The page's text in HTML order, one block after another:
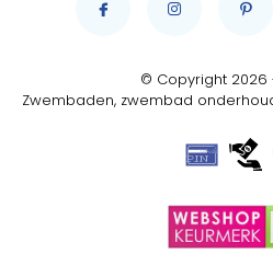
© Copyright 2026
Zwembaden, zwembad